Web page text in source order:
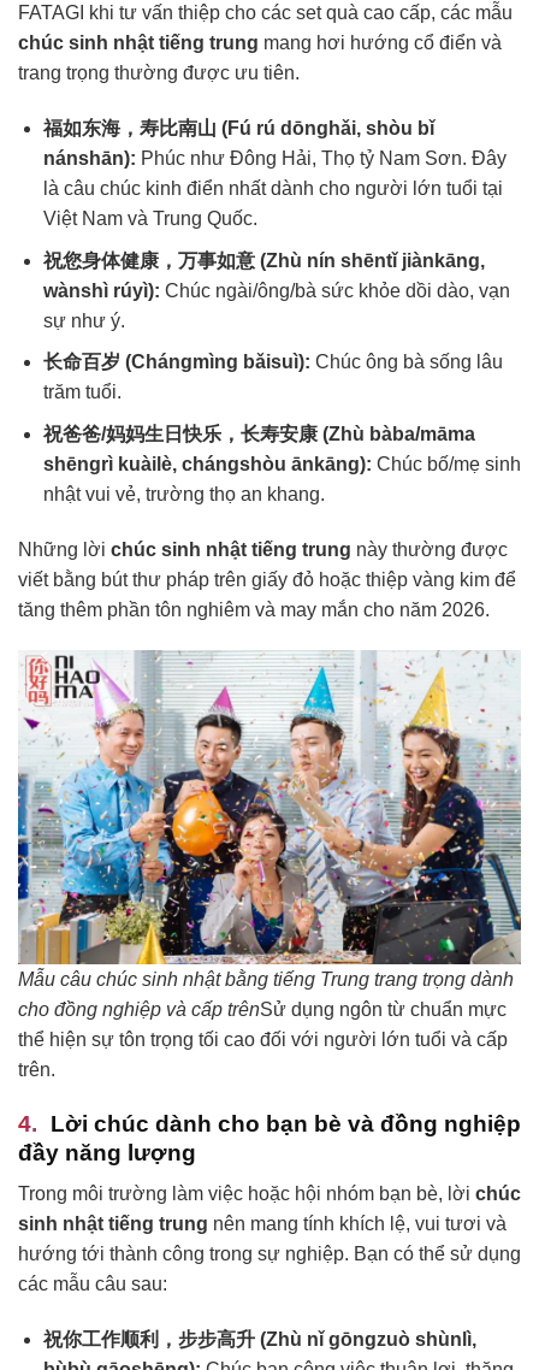
FATAGI khi tư vấn thiệp cho các set quà cao cấp, các mẫu
chúc sinh nhật tiếng trung mang hơi hướng cổ điển và
trang trọng thường được ưu tiên.
福如东海，寿比南山 (Fú rú dōnghǎi, shòu bǐ
nánshān): Phúc như Đông Hải, Thọ tỷ Nam Sơn. Đây
là câu chúc kinh điển nhất dành cho người lớn tuổi tại
Việt Nam và Trung Quốc.
祝您身体健康，万事如意 (Zhù nín shēntǐ jiànkāng,
wànshì rúyì): Chúc ngài/ông/bà sức khỏe dồi dào, vạn
sự như ý.
长命百岁 (Chángmìng bǎisuì): Chúc ông bà sống lâu
trăm tuổi.
祝爸爸/妈妈生日快乐，长寿安康 (Zhù bàba/māma
shēngrì kuàilè, chángshòu ānkāng): Chúc bố/mẹ sinh
nhật vui vẻ, trường thọ an khang.
Những lời chúc sinh nhật tiếng trung này thường được
viết bằng bút thư pháp trên giấy đỏ hoặc thiệp vàng kim để
tăng thêm phần tôn nghiêm và may mắn cho năm 2026.
Mẫu câu chúc sinh nhật bằng tiếng Trung trang trọng dành
cho đồng nghiệp và cấp trênSử dụng ngôn từ chuẩn mực
thể hiện sự tôn trọng tối cao đối với người lớn tuổi và cấp
trên.
Lời chúc dành cho bạn bè và đồng nghiệp
đầy năng lượng
Trong môi trường làm việc hoặc hội nhóm bạn bè, lời chúc
sinh nhật tiếng trung nên mang tính khích lệ, vui tươi và
hướng tới thành công trong sự nghiệp. Bạn có thể sử dụng
các mẫu câu sau:
祝你工作顺利，步步高升 (Zhù nǐ gōngzuò shùnlì,